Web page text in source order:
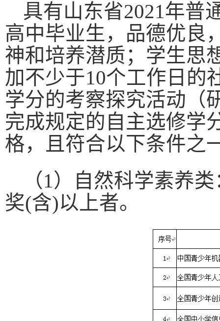
具有山东省2021年普
高中毕业生，品德优良
神和培养潜质；学生思
加不少于10个工作日的
学分的考察探究活动（
完成规定的自主选修学
格，且符合以下条件之
（1）自然科学素养
奖(含)以上者。